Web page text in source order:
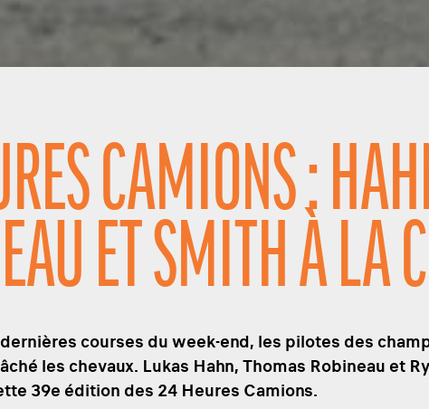
CAMIONS :
ET SMITH À LA
courses du week-end, les pilotes des
les chevaux. Lukas Hahn, Thomas Robineau et
39e édition des 24 Heures Camions.